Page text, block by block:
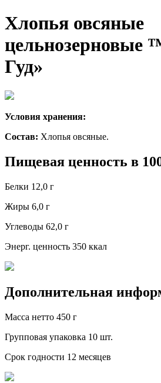
Хлопья овсяные
цельнозерновые
Гуд»
Условия хранения:
Состав: Хлопья овсяные.
Пищевая ценность в
Белки 12,0 г
Жиры 6,0 г
Углеводы 62,0 г
Энерг. ценность 350 ккал
Дополнительная
Масса нетто 450 г
Групповая упаковка 10 шт.
Срок годности 12 месяцев